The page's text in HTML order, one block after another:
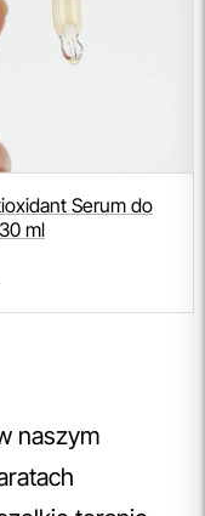
Serum do
ml
naszym